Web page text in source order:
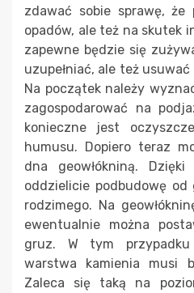
zdawać sobie sprawę, że
opadów, ale też na skutek
zapewne będzie się
uzupełniać, ale też
Na początek należy
zagospodarować na
konieczne jest
humusu. Dopiero teraz
dna geowłókniną.
oddzielicie podbudowę
rodzimego. Na
ewentualnie można
gruz. W tym
warstwa kamienia musi
Zaleca się taką na